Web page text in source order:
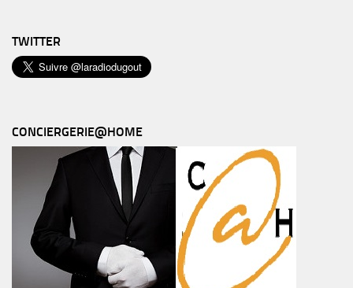
TWITTER
CONCIERGERIE@HOME